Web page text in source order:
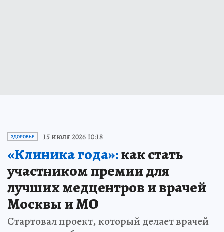
ЗДОРОВЬЕ 15 июля 2026 10:18
«Клиника года»:как стать
участником премии для
лучших медцентров и врачей
Москвы и МО
Стартовал проект, который делает врачей